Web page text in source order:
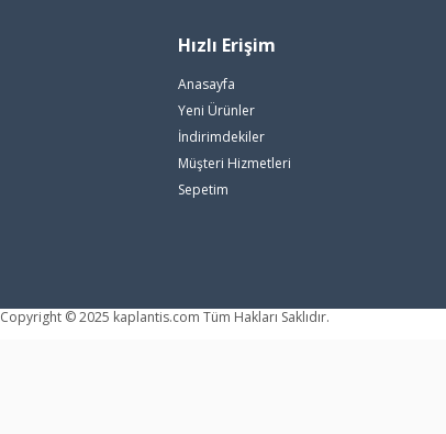
Hızlı Erişim
Anasayfa
Yeni Ürünler
İndirimdekiler
Müşteri Hizmetleri
Sepetim
Copyright © 2025 kaplantis.com Tüm Hakları Saklıdır.